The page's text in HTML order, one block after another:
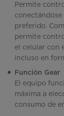
Permite
preferido.
permite
el celular con
incluso en
Función Gear
El equipo
máxima a
consumo de